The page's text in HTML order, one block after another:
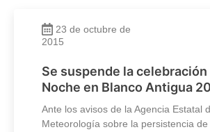
23 de octubre de
2015
Se suspende la celebración
Noche en Blanco Antigua
Ante los avisos de la Agencia Estatal
Meteorología sobre la persistencia de